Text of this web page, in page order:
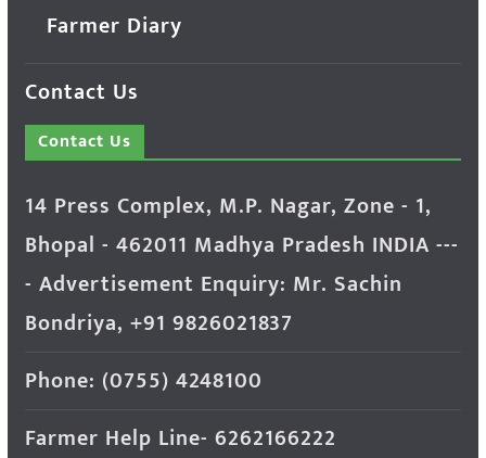
Farmer Diary
Contact Us
Contact Us
14 Press Complex, M.P. Nagar, Zone - 1,
Bhopal - 462011 Madhya Pradesh INDIA ---
- Advertisement Enquiry: Mr. Sachin
Bondriya, +91 9826021837
Phone: (0755) 4248100
Farmer Help Line- 6262166222